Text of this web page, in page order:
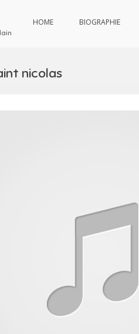
HOME BIOGRAPHIE
nicolas